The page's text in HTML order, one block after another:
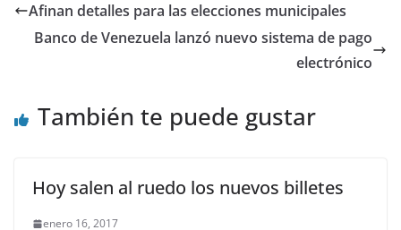
Afinan detalles para las elecciones municipales
Banco de Venezuela lanzó nuevo sistema de pago
electrónico
También te puede gustar
Hoy salen al ruedo los nuevos billetes
enero 16, 2017